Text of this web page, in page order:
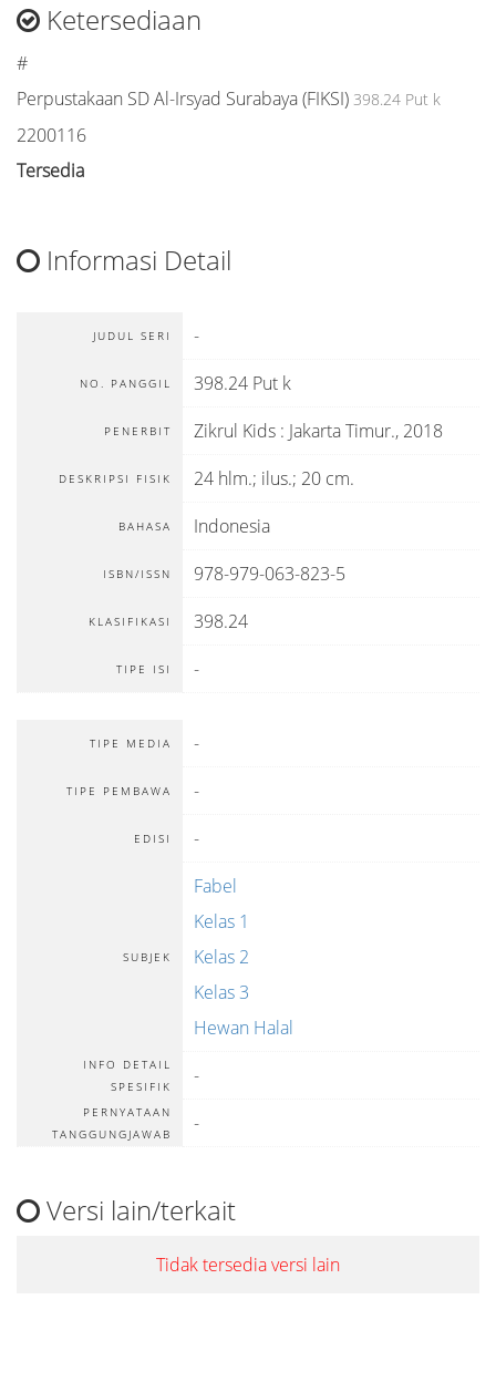
Ketersediaan
#
Perpustakaan SD Al-Irsyad Surabaya (FIKSI) 398.24 Put k
2200116
Tersedia
Informasi Detail
JUDUL SERI -
NO. PANGGIL 398.24 Put k
PENERBIT Zikrul Kids : Jakarta Timur., 2018
DESKRIPSI FISIK 24 hlm.; ilus.; 20 cm.
BAHASA Indonesia
ISBN/ISSN 978-979-063-823-5
KLASIFIKASI 398.24
TIPE ISI -
TIPE MEDIA -
TIPE PEMBAWA -
EDISI -
SUBJEK
Fabel
Kelas 1
Kelas 2
Kelas 3
Hewan Halal
INFO DETAIL
SPESIFIK
-
PERNYATAAN
TANGGUNGJAWAB
-
Versi lain/terkait
Tidak tersedia versi lain